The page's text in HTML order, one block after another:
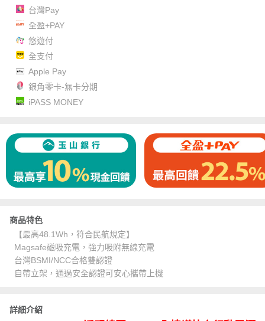
台灣Pay
全盈+PAY
悠遊付
全支付
Apple Pay
銀角零卡-無卡分期
iPASS MONEY
商品特色
【最高48.1Wh，符合民航規定】
Magsafe磁吸充電，強力吸附無線充電
台灣BSMI/NCC合格雙認證
自帶立架，通過安全認證可安心攜帶上機
詳細介紹